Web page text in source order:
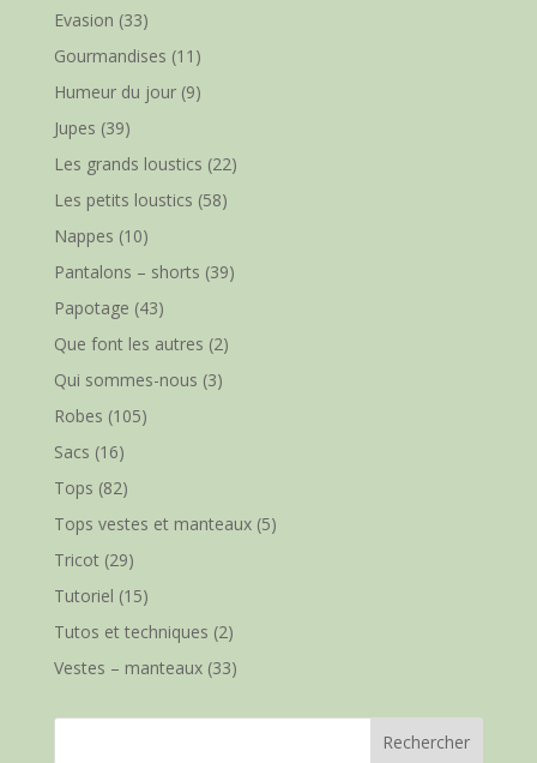
Evasion (33)
Gourmandises (11)
Humeur du jour(9)
Jupes (39)
Les grands loustics (22)
Les petits loustics (58)
Nappes (10)
Pantalons – shorts (39)
Papotage (43)
Que font les autres (2)
Qui sommes-nous (3)
Robes (105)
Sacs (16)
Tops (82)
Tops vestes et manteaux(5)
Tricot(29)
Tutoriel (15)
Tutos et techniques (2)
Vestes – manteaux(33)